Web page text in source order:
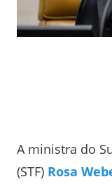
A ministra do
(STF) Rosa